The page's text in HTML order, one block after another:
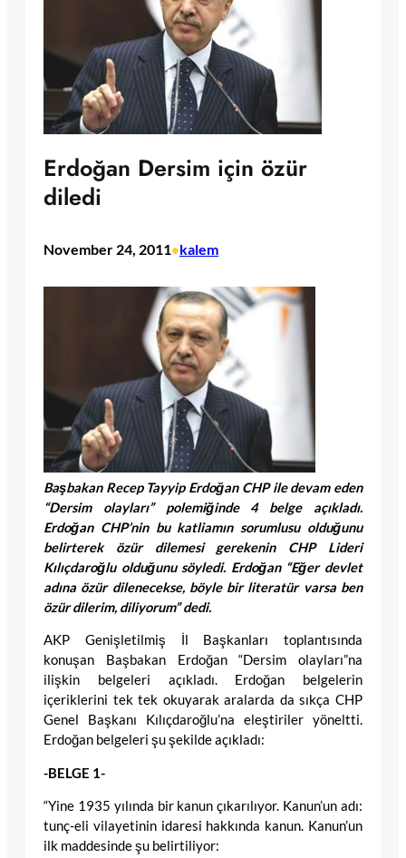
Erdoğan Dersim için özür
diledi
November 24, 2011•kalem
Başbakan Recep Tayyip Erdoğan CHP ile devam eden
“Dersim olayları” polemiğinde 4 belge açıkladı.
Erdoğan CHP’nin bu katliamın sorumlusu olduğunu
belirterek özür dilemesi gerekenin CHP Lideri
Kılıçdaroğlu olduğunu söyledi. Erdoğan “Eğer devlet
adına özür dilenecekse, böyle bir literatür varsa ben
özür dilerim, diliyorum” dedi.
AKP Genişletilmiş İl Başkanları toplantısında
konuşan Başbakan Erdoğan “Dersim olayları”na
ilişkin belgeleri açıkladı. Erdoğan belgelerin
içeriklerini tek tek okuyarak aralarda da sıkça CHP
Genel Başkanı Kılıçdaroğlu’na eleştiriler yöneltti.
Erdoğan belgeleri şu şekilde açıkladı:
-BELGE 1-
“Yine 1935 yılında bir kanun çıkarılıyor. Kanun’un adı:
tunç-eli vilayetinin idaresi hakkında kanun. Kanun’un
ilk maddesinde şu belirtiliyor: